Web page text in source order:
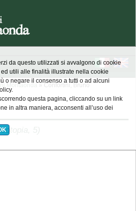
Montaonda » Confortini, Bruno
5)
da questo utilizzati si avvalgono di cookie
utili alle finalità illustrate nella cookie
o negare il consenso a tutti o ad alcuni
questa pagina, cliccando su un link
in altra maniera, acconsenti all’uso dei